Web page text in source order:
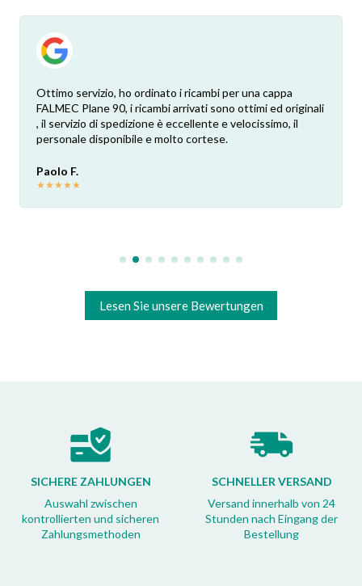
Ottimo servizio, ho ordinato i ricambi per una cappa
FALMEC Plane 90, i ricambi arrivati sono ottimi ed originali
, il servizio di spedizione è eccellente e velocissimo, il
personale disponibile e molto cortese.
Paolo F.
★★★★★
Lesen Sie unsere Bewertungen
SICHERE ZAHLUNGEN
Auswahl zwischen
kontrollierten und sicheren
Zahlungsmethoden
SCHNELLER VERSAND
Versand innerhalb von 24
Stunden nach Eingang der
Bestellung